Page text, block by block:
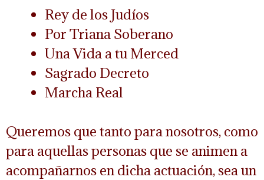
Rey de los Judíos
Por Triana Soberano
Una Vida a tu Merced
Sagrado Decreto
Marcha Real
Queremos que tanto para nosotros, como
para aquellas personas que se animen a
acompañarnos en dicha actuación, sea un